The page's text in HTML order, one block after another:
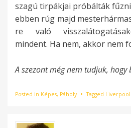
szagú tirpákjai próbálták
ebben rúg majd
re való
mindent. Ha nem, akkor nem
A szezont még nem tudjuk, hogy
Posted in Képes, Páholy Tagged Liverpool